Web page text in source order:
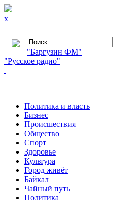
x
"Баргузин ФМ"
"Русское радио"
Политика и власть
Бизнес
Происшествия
Общество
Cпорт
Здоровье
Культура
Город живёт
Байкал
Чайный путь
Политика